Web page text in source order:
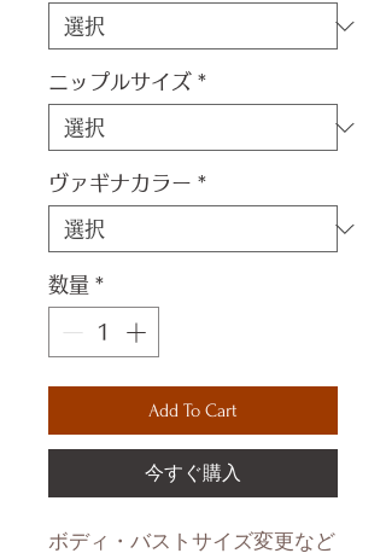
ニップルサイズ *
ヴァギナカラー *
数量 *
Add To Cart
今すぐ購入
ボディ・バストサイズ変更など